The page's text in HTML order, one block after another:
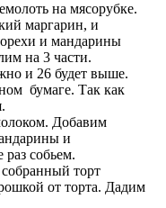
на мясорубке.
маргарин, и
и мандарины
на 3 части.
и 26 будет выше.
бумаге. Так как
Добавим
и
собьем.
торт
от торта. Дадим